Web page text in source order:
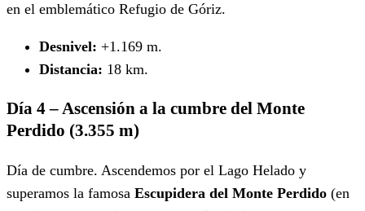
en el emblemático Refugio de Góriz.
Desnivel: +1.169 m.
Distancia: 18 km.
Día 4 – Ascensión a la cumbre del Monte
Perdido (3.355 m)
Día de cumbre. Ascendemos por el Lago Helado y
superamos la famosa Escupidera del Monte Perdido (en